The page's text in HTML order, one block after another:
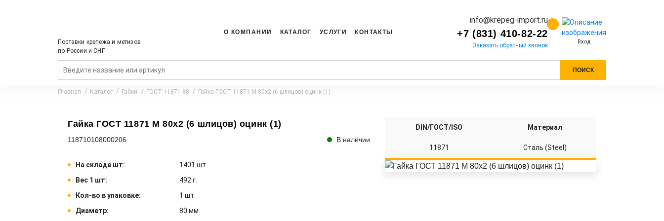
Поставки крепежа и метизов
по России и СНГ
О КОМПАНИИ КАТАЛОГ УСЛУГИ КОНТАКТЫ
info@krepeg-import.ru
+7 (831) 410-82-22
Заказать обратный звонок Вход
ПОИСК
Главная Каталог Гайки ГОСТ 11871-88 Гайка ГОСТ 11871 M 80x2 (6 шлицов) оцинк (1)
Гайка ГОСТ 11871 M 80x2 (6 шлицов) оцинк (1)
118710108000206 В наличии
На складе шт:
1401 шт.
Вес 1 шт:
492 г.
Кол-во в упаковке:
1 шт.
Диаметр:
80 мм.
DIN/ГОСТ/ISO Материал
11871 Сталь (Steel)